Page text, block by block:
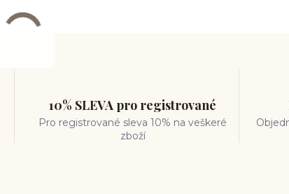
10% SLEVA pro registrované
Pro registrované sleva 10% na veškeré
zboží